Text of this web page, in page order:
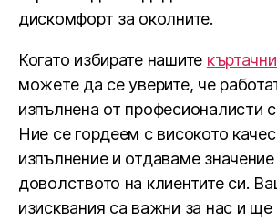
дискомфорт за околните.
Когато избирате нашите
можете да се уверите, че
изпълнена от професионалисти
Ние се гордеем с високото
изпълнение и отдаваме значение
доволството на клиентите си.
изисквания са важни за нас и